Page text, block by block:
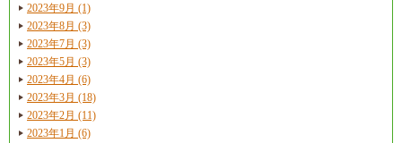
2023年9月 (1)
2023年8月 (3)
2023年7月 (3)
2023年5月 (3)
2023年4月 (6)
2023年3月 (18)
2023年2月 (11)
2023年1月 (6)